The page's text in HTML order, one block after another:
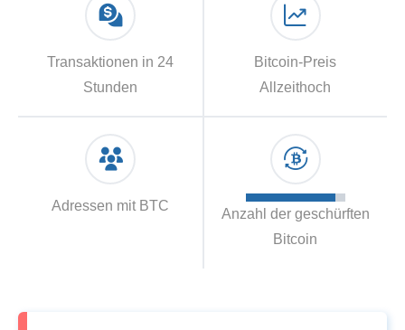
Transaktionen in 24
Stunden
Bitcoin-Preis
Allzeithoch
Adressen mit BTC
Anzahl der geschürften
Bitcoin